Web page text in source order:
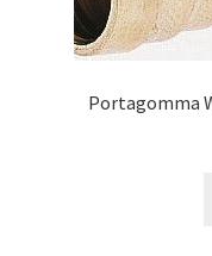
Portagomma